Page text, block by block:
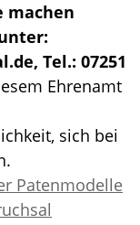
machen
Tel.: 07251
Ehrenamt
sich bei
Patenmodelle